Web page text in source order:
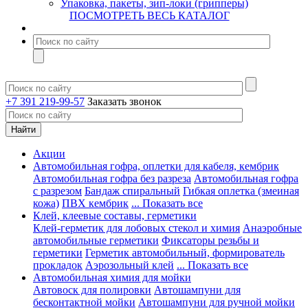
Упаковка, пакеты, зип-локи (грипперы)
ПОСМОТРЕТЬ ВЕСЬ КАТАЛОГ
+7 391 219-99-57 Заказать звонок
Акции
Автомобильная гофра, оплетки для кабеля, кембрик
Автомобильная гофра без разреза Автомобильная гофра
с разрезом Бандаж спиральный Гибкая оплетка (змеиная
кожа) ПВХ кембрик ... Показать все
Клей, клеевые составы, герметики
Клей-герметик для лобовых стекол и химия Анаэробные
автомобильные герметики Фиксаторы резьбы и
герметики Герметик автомобильный, формирователь
прокладок Аэрозольный клей ... Показать все
Автомобильная химия для мойки
Автовоск для полировки Автошампуни для
бесконтактной мойки Автошампуни для ручной мойки